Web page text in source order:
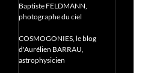
Baptiste FELDMANN,
photographe du ciel
COSMOGONIES, le blog
d'Aurélien BARRAU,
astrophysicien